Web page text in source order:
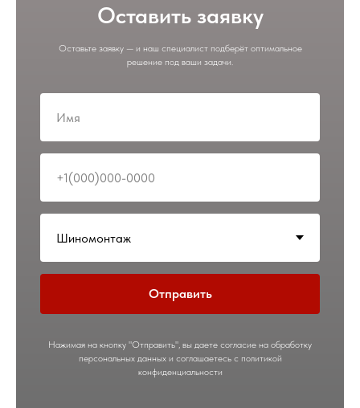
Оставить заявку
Оставьте заявку — и наш специалист подберёт оптимальное
решение под ваши задачи.
Отправить
Нажимая на кнопку "Отправить", вы даете согласие на обработку
персональных данных и соглашаетесь c политикой
конфиденциальности